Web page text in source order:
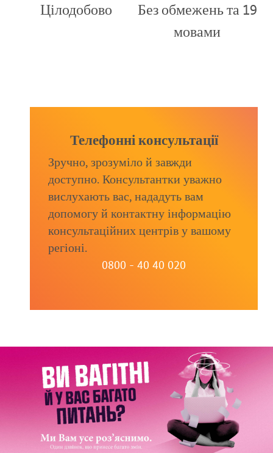
Цілодобово
Без обмежень та 19
мовами
Телефонні консультації
Зручно, зрозуміло й завжди
доступно. Консультантки уважно
вислухають вас, нададуть вам
допомогу й контактну інформацію
консультаційних центрів у вашому
регіоні.
0800 - 40 40 020